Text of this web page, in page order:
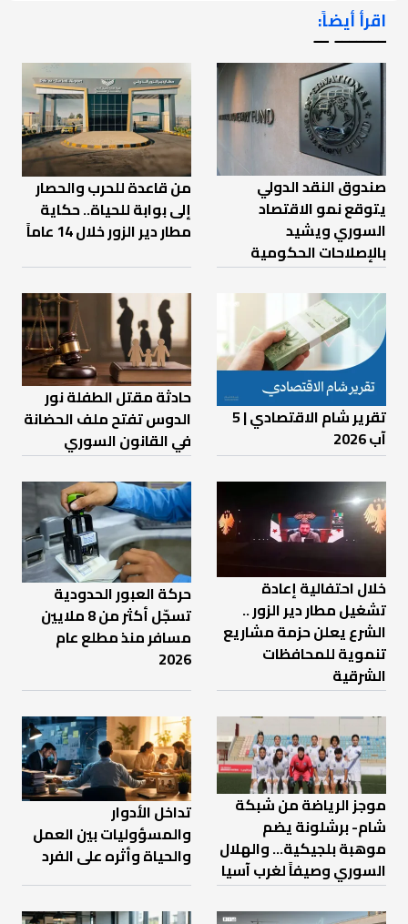
اقرأ أيضاً:
ـــــــ ــ
صندوق النقد الدولي
يتوقع نمو الاقتصاد
السوري ويشيد
بالإصلاحات الحكومية
من قاعدة للحرب والحصار
إلى بوابة للحياة.. حكاية
مطار دير الزور خلال 14 عاماً
تقرير شام الاقتصادي | 5
آب 2026
حادثة مقتل الطفلة نور
الدوس تفتح ملف الحضانة
في القانون السوري
خلال احتفالية إعادة
تشغيل مطار دير الزور ..
الشرع يعلن حزمة مشاريع
تنموية للمحافظات
الشرقية
حركة العبور الحدودية
تسجّل أكثر من 8 ملايين
مسافر منذ مطلع عام
2026
موجز الرياضة من شبكة
شام- برشلونة يضم
موهبة بلجيكية... والهلال
السوري وصيفاً لغرب آسيا
تداخل الأدوار
والمسؤوليات بين العمل
والحياة وأثره على الفرد